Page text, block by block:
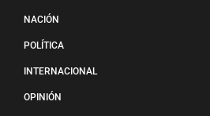
NACIÓN
POLÍTICA
INTERNACIONAL
OPINIÓN